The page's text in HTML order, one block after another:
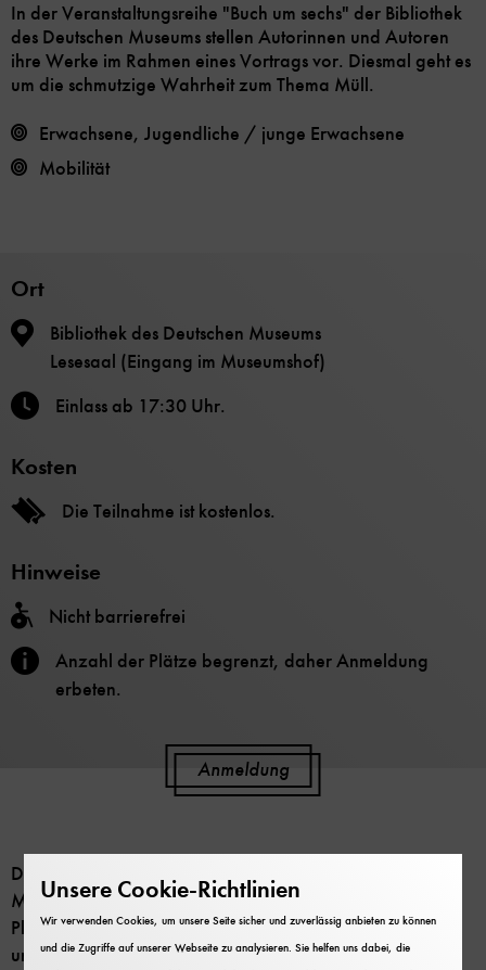
In der Veranstaltungsreihe "Buch um sechs" der Bibliothek
des Deutschen Museums stellen Autorinnen und Autoren
ihre Werke im Rahmen eines Vortrags vor. Diesmal geht es
um die schmutzige Wahrheit zum Thema Müll.
Erwachsene, Jugendliche / junge Erwachsene
Mobilität
Ort
Bibliothek des Deutschen Museums
Lesesaal (Eingang im Museumshof)
Einlass ab 17:30 Uhr.
Kosten
Die Teilnahme ist kostenlos.
Hinweise
Nicht barrierefrei
Anzahl der Plätze begrenzt, daher Anmeldung
erbeten.
Anmeldung
Die Veranstaltungsreihe der Bibliothek des Deutschen
Museums bietet wissenschaftlichen Autor:innen eine
Plattform um ihre Werke aus Naturwissenschaft, Technik
und Umwelt im Rahmen eines Vortrags vorzustellen.
Unsere Cookie-Richtlinien
Wir verwenden Cookies, um unsere Seite sicher und zuverlässig anbieten zu können
und die Zugriffe auf unserer Webseite zu analysieren. Sie helfen uns dabei, die